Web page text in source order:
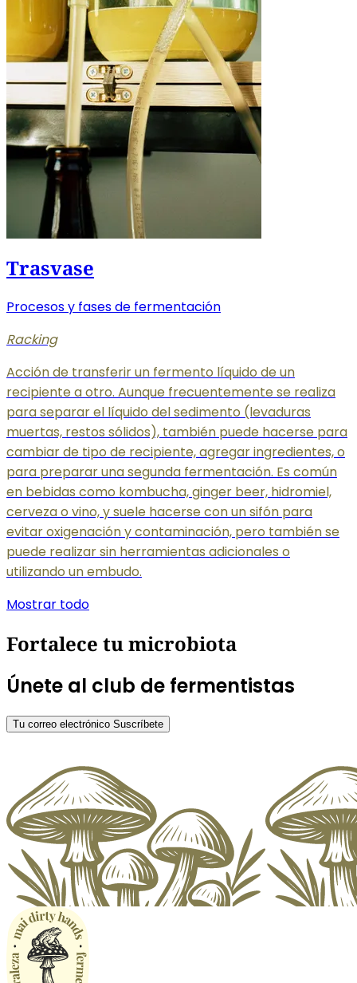
Trasvase
Procesos y fases de fermentación
Racking
Acción de transferir un fermento líquido de un
recipiente a otro. Aunque frecuentemente se realiza
para separar el líquido del sedimento (levaduras
muertas, restos sólidos), también puede hacerse para
cambiar de tipo de recipiente, agregar ingredientes, o
para preparar una segunda fermentación. Es común
en bebidas como kombucha, ginger beer, hidromiel,
cerveza o vino, y suele hacerse con un sifón para
evitar oxigenación y contaminación, pero también se
puede realizar sin herramientas adicionales o
utilizando un embudo.
Mostrar todo
Fortalece tu microbiota
Únete al club de fermentistas
Tu correo electrónico Suscríbete